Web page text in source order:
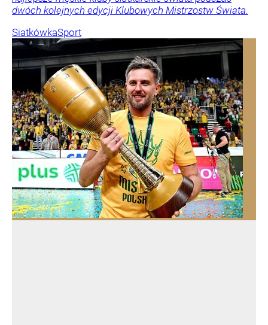
dwóch kolejnych edycji Klubowych Mistrzostw Świata.
SiatkówkaSport